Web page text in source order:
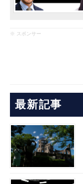
※ スポンサー
最新記事